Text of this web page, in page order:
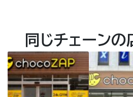
同じチェーン